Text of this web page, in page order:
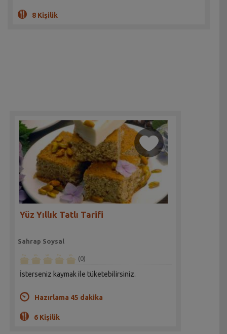
8 Kişilik
Yüz Yıllık Tatlı Tarifi
Sahrap Soysal
(0)
İsterseniz kaymak ile tüketebilirsiniz.
Hazırlama 45 dakika
6 Kişilik